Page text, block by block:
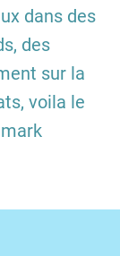
dans des
des
sur la
voila le